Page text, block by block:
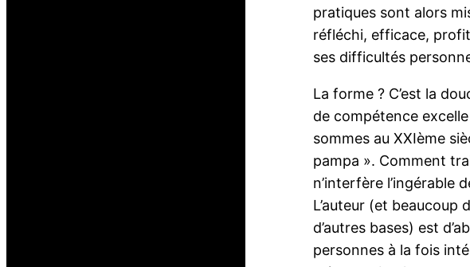
pratiques sont alors
réfléchi, efficace,
ses difficultés
La forme ? C’est la
de compétence
sommes au XXIème
pampa ». Comment
n’interfère l’ingérable
L’auteur (et
d’autres bases) est
personnes à la fois